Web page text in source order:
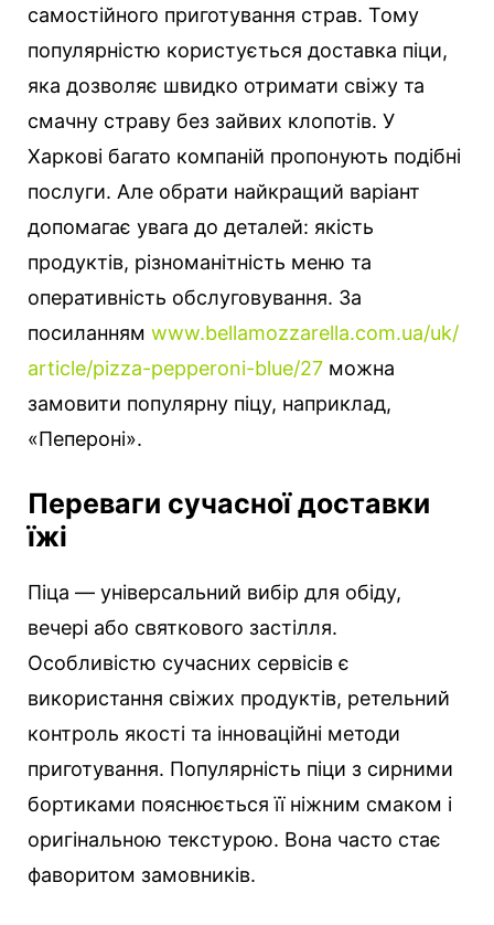
самостійного приготування страв. Тому
популярністю користується доставка піци,
яка дозволяє швидко отримати свіжу та
смачну страву без зайвих клопотів. У
Харкові багато компаній пропонують подібні
послуги. Але обрати найкращий варіант
допомагає увага до деталей: якість
продуктів, різноманітність меню та
оперативність обслуговування. За
посиланням www.bellamozzarella.com.ua/uk/
article/pizza-pepperoni-blue/27 можна
замовити популярну піцу, наприклад,
«Пепероні».
Переваги сучасної доставки
їжі
Піца — універсальний вибір для обіду,
вечері або святкового застілля.
Особливістю сучасних сервісів є
використання свіжих продуктів, ретельний
контроль якості та інноваційні методи
приготування. Популярність піци з сирними
бортиками пояснюється її ніжним смаком і
оригінальною текстурою. Вона часто стає
фаворитом замовників.